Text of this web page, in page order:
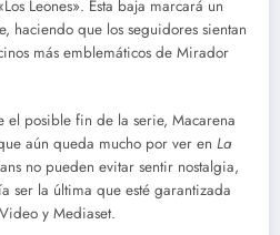
Leones». Esta baja marcará un
haciendo que los seguidores sientan
más emblemáticos de Mirador
el posible fin de la serie, Macarena
aún queda mucho por ver en La
no pueden evitar sentir nostalgia,
ser la última que esté garantizada
y Mediaset.